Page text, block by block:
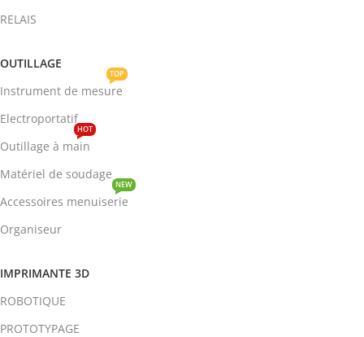
RELAIS
OUTILLAGE
Instrument de mesure
TOP
Electroportatif
Outillage à main
HOT
Matériel de soudage
Accessoires menuiserie
NEW
Organiseur
IMPRIMANTE 3D
ROBOTIQUE
PROTOTYPAGE